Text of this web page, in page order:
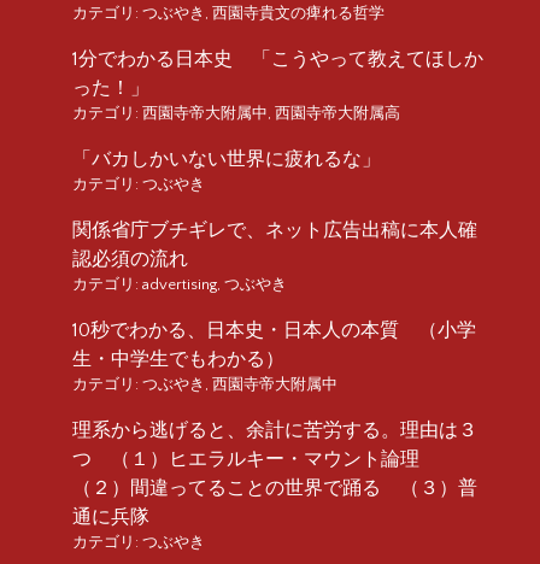
カテゴリ: つぶやき 西園寺貴文の痺れる哲学
1分でわかる日本史 「こうやって教えてほしか
った！」
カテゴリ: 西園寺帝大附属中 西園寺帝大附属高
「バカしかいない世界に疲れるな」
カテゴリ: つぶやき
関係省庁ブチギレで、ネット広告出稿に本人確
認必須の流れ
カテゴリ: advertising つぶやき
10秒でわかる、日本史・日本人の本質 （小学
生・中学生でもわかる）
カテゴリ: つぶやき 西園寺帝大附属中
理系から逃げると、余計に苦労する。理由は３
つ （１）ヒエラルキー・マウント論理
（２）間違ってることの世界で踊る （３）普
通に兵隊
カテゴリ: つぶやき